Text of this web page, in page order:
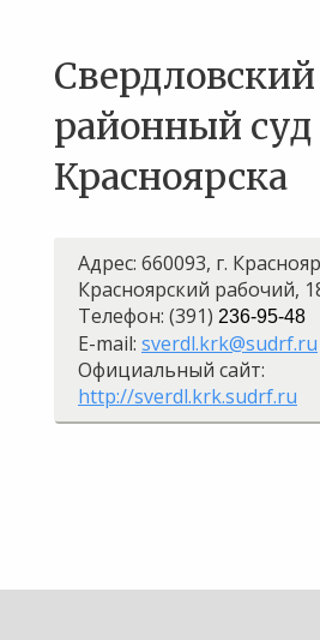
Свердловский
районный суд
Красноярска
Адрес: 660093, г.
Красноярский рабочий,
Телефон: (391) 236-95-48
E-mail: sverdl.krk@sudrf.ru
Официальный сайт:
http://sverdl.krk.sudrf.ru